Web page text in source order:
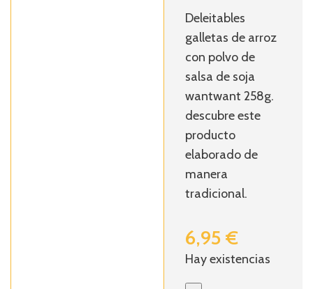
Deleitables
galletas de arroz
con polvo de
salsa de soja
wantwant 258g.
descubre este
producto
elaborado de
manera
tradicional.
6,95€
Hay existencias